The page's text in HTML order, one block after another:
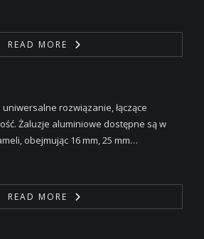
READ MORE
rozwiązanie, łączące
Żaluzje aluminiowe dostępne są w
obejmując 16 mm, 25 mm…
READ MORE